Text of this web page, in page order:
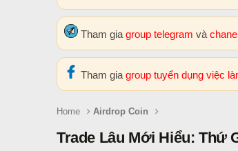
Tham gia group telegram và
Tham gia group tuyển dụng việc
Home Airdrop Coin
Trade Lâu Mới Hiểu: Thứ